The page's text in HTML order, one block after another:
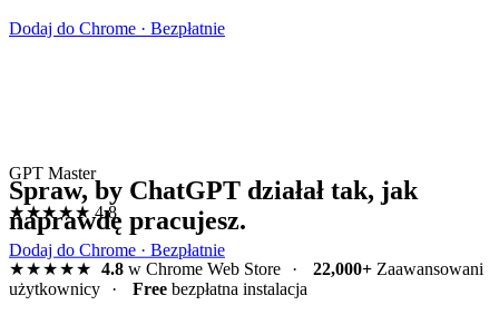
Dodaj do Chrome · Bezpłatnie
GPT Master
★★★★★ 4.8
Dodaj do Chrome · Bezpłatnie
Spraw, by ChatGPT działał tak, jak
naprawdę pracujesz.
★★★★★ 4.8w Chrome Web Store · 22,000+Zaawansowani
użytkownicy
· Free bezpłatna instalacja